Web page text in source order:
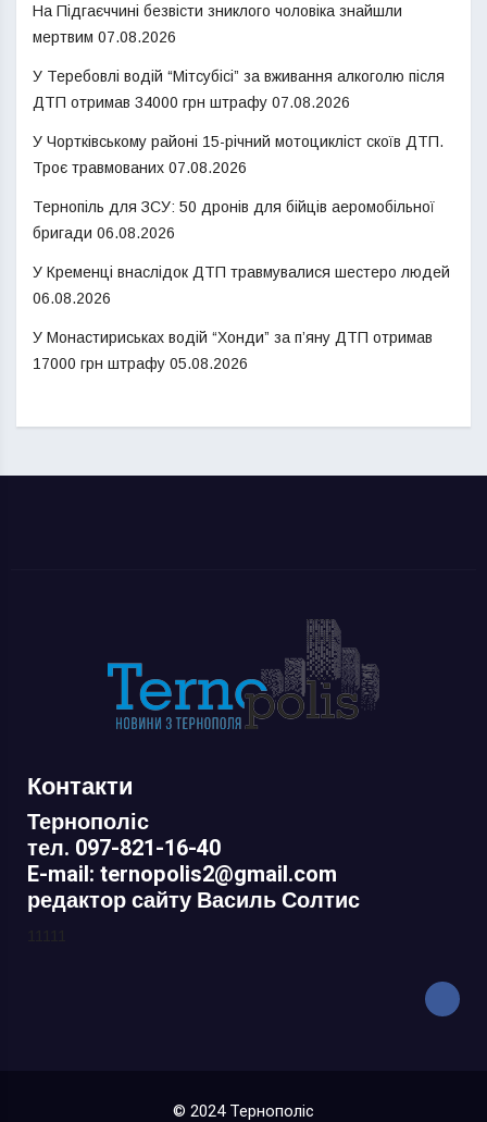
На Підгаєччині безвісти зниклого чоловіка знайшли
мертвим 07.08.2026
У Теребовлі водій “Мітсубісі” за вживання алкоголю після
ДТП отримав 34000 грн штрафу 07.08.2026
У Чортківському районі 15-річний мотоцикліст скоїв ДТП.
Троє травмованих 07.08.2026
Тернопіль для ЗСУ: 50 дронів для бійців аеромобільної
бригади 06.08.2026
У Кременці внаслідок ДТП травмувалися шестеро людей
06.08.2026
У Монастириськах водій “Хонди” за п’яну ДТП отримав
17000 грн штрафу 05.08.2026
Контакти
Тернополіс
тел. 097-821-16-40
E-mail: ternopolis2@gmail.com
редактор сайту Василь Солтис
© 2024 Тернополіс